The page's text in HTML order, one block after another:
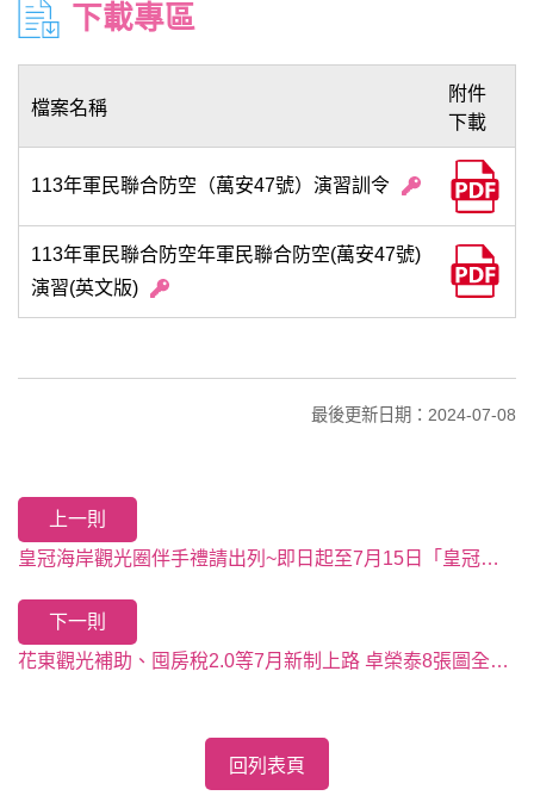
下載專區
檔案名稱
附件
下載
113年軍民聯合防空（萬安47號）演習訓令
113年軍民聯合防空年軍民聯合防空(萬安47號)
演習(英文版)
最後更新日期：2024-07-08
上一則
皇冠海岸觀光圈伴手禮請出列~即日起至7月15日「皇冠禮選GO」徵件中
下一則
花東觀光補助、囤房稅2.0等7月新制上路 卓榮泰8張圖全報你知
回列表頁